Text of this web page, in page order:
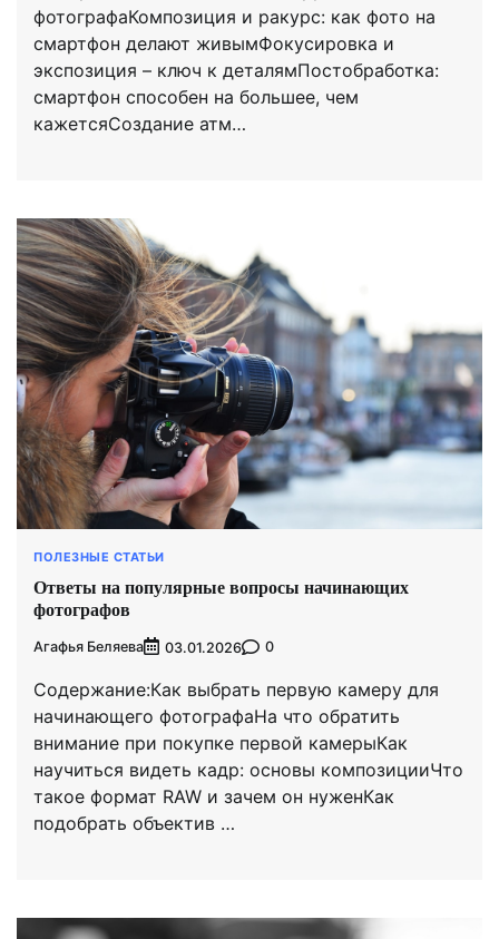
фотографаКомпозиция и ракурс: как фото на
смартфон делают живымФокусировка и
экспозиция – ключ к деталямПостобработка:
смартфон способен на большее, чем
кажетсяСоздание атм…
ПОЛЕЗНЫЕ СТАТЬИ
Ответы на популярные вопросы начинающих
фотографов
Агафья Беляева 03.01.2026 0
Содержание:Как выбрать первую камеру для
начинающего фотографаНа что обратить
внимание при покупке первой камерыКак
научиться видеть кадр: основы композицииЧто
такое формат RAW и зачем он нуженКак
подобрать объектив …